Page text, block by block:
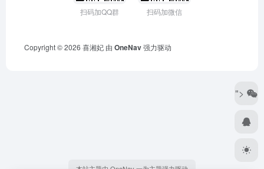
扫码加QQ群 扫码加微信
Copyright © 2026 喜湘妃 由 OneNav强力驱动
">